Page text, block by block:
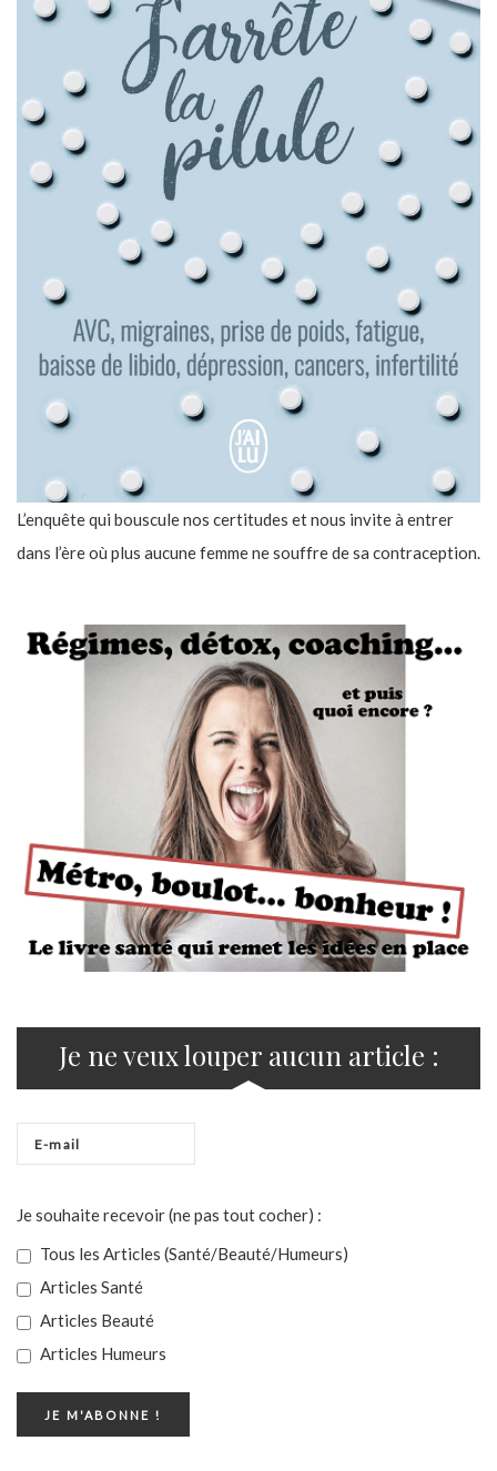
L’enquête qui bouscule nos certitudes et nous invite à entrer
dans l’ère où plus aucune femme ne souffre de sa contraception.
Je ne veux louper aucun article :
Je souhaite recevoir (ne pas tout cocher) :
Tous les Articles (Santé/Beauté/Humeurs)
Articles Santé
Articles Beauté
Articles Humeurs